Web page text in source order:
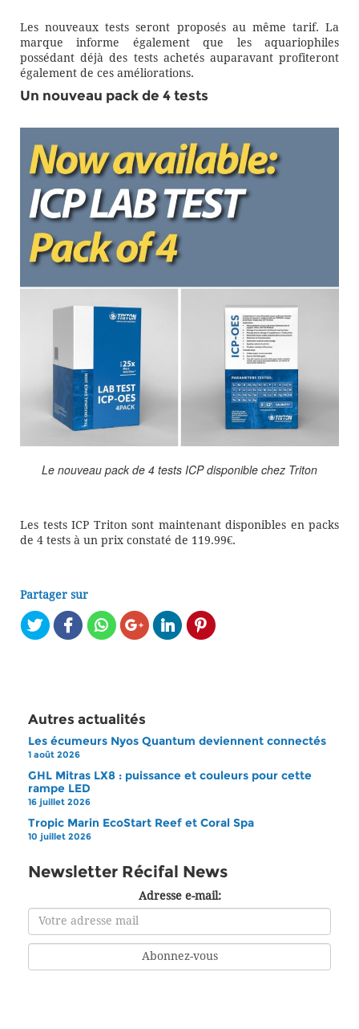
Les nouveaux tests seront proposés au même tarif. La
marque informe également que les aquariophiles
possédant déjà des tests achetés auparavant profiteront
également de ces améliorations.
Un nouveau pack de 4 tests
Le nouveau pack de 4 tests ICP disponible chez Triton
Les tests ICP Triton sont maintenant disponibles en packs
de 4 tests à un prix constaté de 119.99€.
Partager sur
Autres actualités
Les écumeurs Nyos Quantum deviennent connectés
1 août 2026
GHL Mitras LX8 : puissance et couleurs pour cette
rampe LED
16 juillet 2026
Tropic Marin EcoStart Reef et Coral Spa
10 juillet 2026
Newsletter Récifal News
Adresse e-mail: